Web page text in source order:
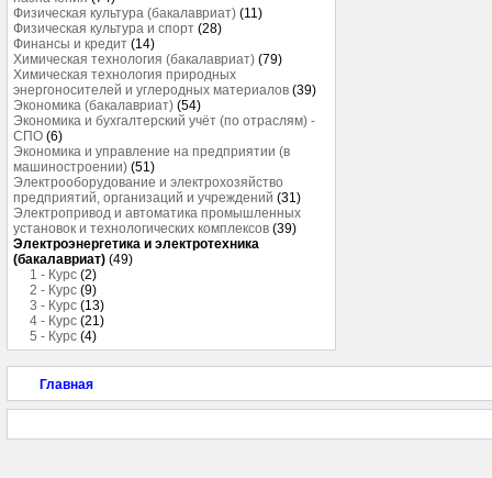
Физическая культура (бакалавриат) (11)
Физическая культура и спорт (28)
Финансы и кредит (14)
Химическая технология (бакалавриат) (79)
Химическая технология природных
энергоносителей и углеродных материалов (39)
Экономика (бакалавриат) (54)
Экономика и бухгалтерский учёт (по отраслям) -
СПО (6)
Экономика и управление на предприятии (в
машиностроении) (51)
Электрооборудование и электрохозяйство
предприятий, организаций и учреждений (31)
Электропривод и автоматика промышленных
установок и технологических комплексов (39)
Электроэнергетика и электротехника
(бакалавриат) (49)
1 - Курс (2)
2 - Курс (9)
3 - Курс (13)
4 - Курс (21)
5 - Курс (4)
Главная